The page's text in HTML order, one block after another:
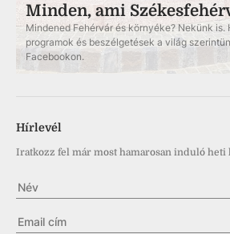
Minden, ami
Mindened Fehérvár és környéke? Nekünk is.
programok és beszélgetések a világ
Facebookon.
Hírlevél
Iratkozz fel már most hamarosan induló